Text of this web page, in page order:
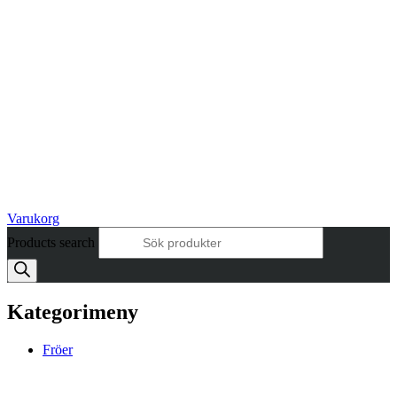
Varukorg
Products search
Kategorimeny
Fröer